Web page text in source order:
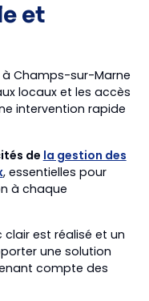
et
Champs-sur-Marne
locaux et les accès
intervention rapide
de la gestion des
, essentielles pour
à chaque
est réalisé et un
une solution
compte des